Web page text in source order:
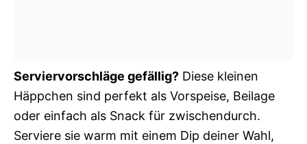
Serviervorschläge gefällig? Diese kleinen
Häppchen sind perfekt als Vorspeise, Beilage
oder einfach als Snack für zwischendurch.
Serviere sie warm mit einem Dip deiner Wahl,